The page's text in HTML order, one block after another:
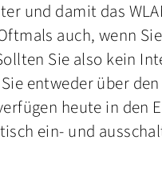
und damit das
auch, wenn
Sie also kein
entweder über
heute in den
ein- und